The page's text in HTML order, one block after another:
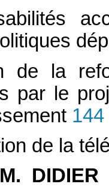
de la
par le
144
de la
DIDIER